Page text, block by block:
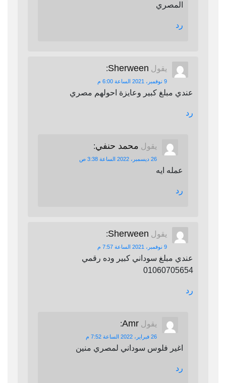
المصري
رد
يقول Sherween
:
9 نوفمبر، 2021 الساعة 6:00 م
عندي مبلغ كبير وعايزة احولهم مصري
رد
يقول محمد حنفي:
26 ديسمبر، 2022 الساعة 3:38 ص
عمله ايه
رد
يقول Sherween
:
9 نوفمبر، 2021 الساعة 7:57 م
عندي مبلغ سوداني كبير وده رقمي
01060705654
رد
يقول Amr
:
26 فبراير، 2022 الساعة 7:52 م
اغير فلوس سوداني لمصري منين
رد